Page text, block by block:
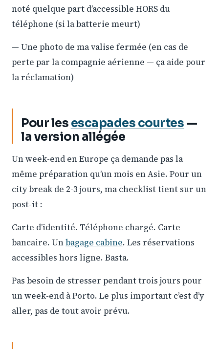
noté quelque part d’accessible HORS du
téléphone (si la batterie meurt)
— Une photo de ma valise fermée (en cas de
perte par la compagnie aérienne — ça aide pour
la réclamation)
Pour les escapades courtes —
la version allégée
Un week-end en Europe ça demande pas la
même préparation qu’un mois en Asie. Pour un
city break de 2-3 jours, ma checklist tient sur un
post-it :
Carte d’identité. Téléphone chargé. Carte
bancaire. Unbagage cabine. Les réservations
accessibles hors ligne. Basta.
Pas besoin de stresser pendant trois jours pour
un week-end à Porto. Le plus important c’est d’y
aller, pas de tout avoir prévu.